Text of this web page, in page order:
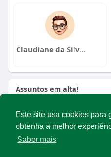
Este site usa cookies para
obtenha a melhor
Saber mais
Claudiane da Silva Marini
Assuntos em alta!
© 2026
Início
Sobre